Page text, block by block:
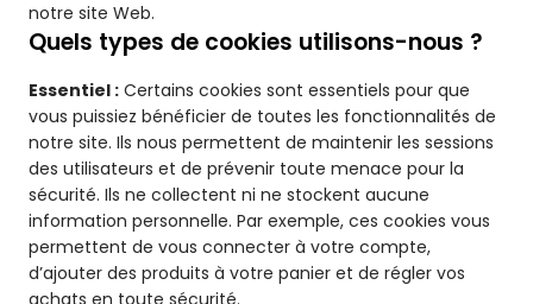
notre site Web.
Quels types de cookies utilisons-nous ?
Essentiel : Certains cookies sont essentiels pour que
vous puissiez bénéficier de toutes les fonctionnalités de
notre site. Ils nous permettent de maintenir les sessions
des utilisateurs et de prévenir toute menace pour la
sécurité. Ils ne collectent ni ne stockent aucune
information personnelle. Par exemple, ces cookies vous
permettent de vous connecter à votre compte,
d’ajouter des produits à votre panier et de régler vos
achats en toute sécurité.